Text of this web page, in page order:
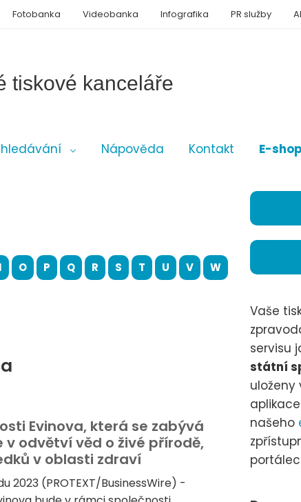
tiskové kanceláře
Nápověda Kontakt E-shop
Fotobanka Videobanka Infografika PR služby
O P Q R S T U V
W
Evinova, která se zabývá
odvětví věd o živé přírodě,
v oblasti zdraví
2023 (PROTEXT/BusinessWire) -
Vaše
servisu
státní
uloženy
našeho